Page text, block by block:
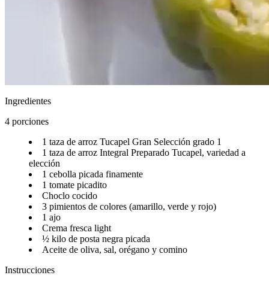
Ingredientes
4 porciones​​​​‌ ‍ ​‍​‍‌‍ ‌ ​‍‌‍‍‌‌‍‌ ‌‍‍‌‌‍ ‍​‍​‍​ ‍‍​‍​‍‌ ​ ‌‍​‌‌‍ ‍‌‍‍‌‌ ‌​‌ ‍‌​‍ ‍‌‍‍‌‌‍ ​‍​‍​‍ ​​‍​‍‌‍‍​‌ ​‍‌‍‌‌‌‍‌‍​‍​‍​ ‍‍​‍​‍‌‍‍​‌ ‌​‌ ‌​‌ ​​‌ ​ ​ ‍‍​‍ ​‍ ‌ ‌​‌ ‌‌‌‍​ ‌‍​‌‌ ​​‌‍‌‌‌‍ ​​‍ ‍‌ ​ ‌‍​‌‌‍ ‍‌‍‍‌‌ ‌​‌ ‍‌​‍ ‍‌ ​ ‌ ‌​‌ ‌‌‌‍‌​‌‍‍‌‌‍ ​‍ ‌‍‍‌‌‍ ‍‌ ‌​‌‍‌‌‌‍ ‍‌ ‌​​‍ ‌‍‌‌‌‍‌​‌‍‍‌‌ ‌​​‍ ‌‍ ‌‌‍ ‌‍‌​‌‍‌‌​ ‌‌ ​​‌ ​‍‌‍‌‌‌ ​ ‌‍‌‌‌‍ ‍‌ ‌​‌‍​‌‌ ‌​‌‍‍‌‌‍ ‌‍ ‍​ ‍ ‌‍‍‌‌‍‌​​ ‌‌ ​‍‌‍‌‌‌‍​ ‌‍‍‌‌ ​​‌‍‌‌​‍ ‌​ ‌ ​ ‌ ​ ‌‍​ ‌​​ ‍ ‌ ‌​‌ ‍‌‌ ​​‌‍‌‌​ ‌‌ ​‍‌‍‌‌‌‍​ ‌‍‍‌‌ ​​‌‍‌‌​ ‍ ‌ ​​‌‍​‌‌ ‌​‌‍‍​​ ‌‌‍‍‌‌‍ ‍‌‍‌ ‌ ​‍‌‍‌‌‌‍‌​‌‍‍‌‌‍‌‌‌‍ ‍‌ ‌​‌ ​ ​‍‌‌​ ‌‌‌​​‍‌‌ ‌‍‍ ‌‍‌‌‌ ‍‌​‍‌‌​ ​ ‌​‌​​‍‌‌​ ​ ‌​‌​​‍‌‌​ ​‍​ ​‍​ ‌‌​ ‌​​ ​ ‌‍​ ‌‍‌‌​ ​‌​ ‌​​ ​​​ ‍‌‌‍​‍​ ​‍​ ​​​‍‌‌​ ​‍​ ​‍​‍‌‌​ ‌‌‌​‌​​‍ ‍‌‍​ ‌‍‍​‌‍‍‌‌‍ ​‌‍‌​‌ ​‍‌‍‌‌‌‍ ‍​‍‌‌​ ‌‌‌​​‍‌‌ ‌‍‍ ‌‍‌‌‌ ‍‌​‍‌‌​ ​ ‌​‌​​‍‌‌​ ​ ‌​‌​​‍‌‌​ ​‍​ ​‍​ ​​​ ​‌‌‍‌‌‌‍‌‌‌‍​ ​ ‌ ​ ‌​‌‍‌​‌‍​‌‌‍​‌‌‍‌‍​ ​ ​‍‌‌​ ​‍​ ​‍​‍‌‌​ ‌‌‌​‌​​‍ ‍‌ ‌​‌‍‌‌‌ ‍​‌ ‌​​ ‌‍​‍‌‍​‌‌ ​ ‌‍‌‌‌‌‌‌‌ ​‍‌‍ ​​ ‌‌‍‍​‌ ‌​‌ ‌​‌ ​​‌ ​ ​‍‌‌​ ​ ‌​​‌​‍‌‌​ ​‍‌​‌‍​‍‌‌​ ​‍‌​‌‍‌ ‌​‌ ‌‌‌‍​ ‌‍​‌‌ ​​‌‍‌‌‌‍ ​​‍ ‍‌ ​ ‌‍​‌‌‍ ‍‌‍‍‌‌ ‌​‌ ‍‌​‍ ‍‌ ​ ‌ ‌​‌ ‌‌‌‍‌​‌‍‍‌‌‍ ​‍‌‍‌‍‍‌‌‍‌​​ ‌‌ ​‍‌‍‌‌‌‍​ ‌‍‍‌‌ ​​‌‍‌‌​‍ ‌​ ‌ ​ ‌ ​ ‌‍​ ‌​​‍‌‍‌ ‌​‌ ‍‌‌ ​​‌‍‌‌​ ‌‌ ​‍‌‍‌‌‌‍​ ‌‍‍‌‌ ​​‌‍‌‌​‍‌‍‌ ​​‌‍​‌‌ ‌​‌‍‍​​ ‌‌‍‍‌‌‍ ‍‌‍‌ ‌ ​‍‌‍‌‌‌‍‌​‌‍‍‌‌‍‌‌‌‍ ‍‌ ‌​‌ ​ ​‍‌‌​ ‌‌‌​​‍‌‌ ‌‍‍ ‌‍‌‌‌ ‍‌​‍‌‌​ ​ ‌​‌​​‍‌‌​ ​ ‌​‌​​‍‌‌​ ​‍​ ​‍​ ‌‌​ ‌​​ ​ ‌‍​ ‌‍‌‌​ ​‌​ ‌​​ ​​​ ‍‌‌‍​‍​ ​‍​ ​​​‍‌‌​ ​‍​ ​‍​‍‌‌​ ‌‌‌​‌​​‍ ‍‌‍​ ‌‍‍​‌‍‍‌‌‍ ​‌‍‌​‌ ​‍‌‍‌‌‌‍ ‍​‍‌‌​ ‌‌‌​​‍‌‌ ‌‍‍ ‌‍‌‌‌ ‍‌​‍‌‌​ ​ ‌​‌​​‍‌‌​ ​ ‌​‌​​‍‌‌​ ​‍​ ​‍​ ​​​ ​‌‌‍‌‌‌‍‌‌‌‍​ ​ ‌ ​ ‌​‌‍‌​‌‍​‌‌‍​‌‌‍‌‍​ ​ ​‍‌‌​ ​‍​ ​‍​‍‌‌​ ‌‌‌​‌​​‍ ‍‌ ‌​‌‍‌‌‌ ‍​‌ ‌​​‍‌‍‌ ​​‌‍‌‌‌ ​‍‌ ​ ‌ ​​‌‍‌‌‌‍​ ‌ ‌​‌‍‍‌‌ ‌‍‌‍‌‌​ ‌‌ ​​‌ ‌‌‌‍​‍‌‍ ​‌‍‍‌‌ ​ ‌‍‍​‌‍‌‌‌‍‌​​‍​‍‌ ‌
1 taza de arroz Tucapel Gran Selección grado 1​​​​‌ ‍ ​‍​‍‌‍ ‌ ​‍‌‍‍‌‌‍‌ ‌‍‍‌‌‍ ‍​‍​‍​ ‍‍​‍​‍‌ ​ ‌‍​‌‌‍ ‍‌‍‍‌‌ ‌​‌ ‍‌​‍ ‍‌‍‍‌‌‍ ​‍​‍​‍ ​​‍​‍‌‍‍​‌ ​‍‌‍‌‌‌‍‌‍​‍​‍​ ‍‍​‍​‍‌‍‍​‌ ‌​‌ ‌​‌ ​​‌ ​ ​ ‍‍​‍ ​‍ ‌ ‌​‌ ‌‌‌‍​ ‌‍​‌‌ ​​‌‍‌‌‌‍ ​​‍ ‍‌ ​ ‌‍​‌‌‍ ‍‌‍‍‌‌ ‌​‌ ‍‌​‍ ‍‌ ​ ‌ ‌​‌ ‌‌‌‍‌​‌‍‍‌‌‍ ​‍ ‌‍‍‌‌‍ ‍‌ ‌​‌‍‌‌‌‍ ‍‌ ‌​​‍ ‌‍‌‌‌‍‌​‌‍‍‌‌ ‌​​‍ ‌‍ ‌‌‍ ‌‍‌​‌‍‌‌​ ‌‌ ​​‌ ​‍‌‍‌‌‌ ​ ‌‍‌‌‌‍ ‍‌ ‌​‌‍​‌‌ ‌​‌‍‍‌‌‍ ‌‍ ‍​ ‍ ‌‍‍‌‌‍‌​​ ‌‌ ​‍‌‍‌‌‌‍​ ‌‍‍‌‌ ​​‌‍‌‌​‍ ‌​ ‌ ​ ‌ ​ ‌‍​ ‌​​ ‍ ‌ ‌​‌ ‍‌‌ ​​‌‍‌‌​ ‌‌ ​‍‌‍‌‌‌‍​ ‌‍‍‌‌ ​​‌‍‌‌​ ‍ ‌ ​​‌‍​‌‌ ‌​‌‍‍​​ ‌‌‍‍‌‌‍ ‍‌‍‌ ‌ ​‍‌‍‌‌‌‍‌​‌‍‍‌‌‍‌‌‌‍ ‍‌ ‌​‌ ​ ​‍‌‌​ ‌‌‌​​‍‌‌ ‌‍‍ ‌‍‌‌‌ ‍‌​‍‌‌​ ​ ‌​‌​​‍‌‌​ ​ ‌​‌​​‍‌‌​ ​‍​ ​‍​ ​‍​ ​​‌‍‌‍‌‍​ ​ ‍‌‌‍‌‍​ ​‍‌‍‌‍‌‍‌‌​ ‍‌​ ​‍‌‍‌‌​‍‌‌​ ​‍​ ​‍​‍‌‌​ ‌‌‌​‌​​‍ ‍‌‍​ ‌‍‍​‌‍‍‌‌‍ ​‌‍‌​‌ ​‍‌‍‌‌‌‍ ‍​‍‌‌​ ‌‌‌​​‍‌‌ ‌‍‍ ‌‍‌‌‌ ‍‌​‍‌‌​ ​ ‌​‌​​‍‌‌​ ​ ‌​‌​​‍‌‌​ ​‍​ ​‍‌‍​‍‌‍​‍​ ​​​ ​​​ ‍​​ ​‌‌‍‌‍​ ‌‌​ ‌‍‌‍‌‌​ ​‌‌‍​ ​‍‌‌​ ​‍​ ​‍​‍‌‌​ ‌‌‌​‌​​‍ ‍‌ ‌​‌‍‌‌‌ ‍​‌ ‌​​ ‌‍​‍‌‍​‌‌ ​ ‌‍‌‌‌‌‌‌‌ ​‍‌‍ ​​ ‌‌‍‍​‌ ‌​‌ ‌​‌ ​​‌ ​ ​‍‌‌​ ​ ‌​​‌​‍‌‌​ ​‍‌​‌‍​‍‌‌​ ​‍‌​‌‍‌ ‌​‌ ‌‌‌‍​ ‌‍​‌‌ ​​‌‍‌‌‌‍ ​​‍ ‍‌ ​ ‌‍​‌‌‍ ‍‌‍‍‌‌ ‌​‌ ‍‌​‍ ‍‌ ​ ‌ ‌​‌ ‌‌‌‍‌​‌‍‍‌‌‍ ​‍‌‍‌‍‍‌‌‍‌​​ ‌‌ ​‍‌‍‌‌‌‍​ ‌‍‍‌‌ ​​‌‍‌‌​‍ ‌​ ‌ ​ ‌ ​ ‌‍​ ‌​​‍‌‍‌ ‌​‌ ‍‌‌ ​​‌‍‌‌​ ‌‌ ​‍‌‍‌‌‌‍​ ‌‍‍‌‌ ​​‌‍‌‌​‍‌‍‌ ​​‌‍​‌‌ ‌​‌‍‍​​ ‌‌‍‍‌‌‍ ‍‌‍‌ ‌ ​‍‌‍‌‌‌‍‌​‌‍‍‌‌‍‌‌‌‍ ‍‌ ‌​‌ ​ ​‍‌‌​ ‌‌‌​​‍‌‌ ‌‍‍ ‌‍‌‌‌ ‍‌​‍‌‌​ ​ ‌​‌​​‍‌‌​ ​ ‌​‌​​‍‌‌​ ​‍​ ​‍​ ​‍​ ​​‌‍‌‍‌‍​ ​ ‍‌‌‍‌‍​ ​‍‌‍‌‍‌‍‌‌​ ‍‌​ ​‍‌‍‌‌​‍‌‌​ ​‍​ ​‍​‍‌‌​ ‌‌‌​‌​​‍ ‍‌‍​ ‌‍‍​‌‍‍‌‌‍ ​‌‍‌​‌ ​‍‌‍‌‌‌‍ ‍​‍‌‌​ ‌‌‌​​‍‌‌ ‌‍‍ ‌‍‌‌‌ ‍‌​‍‌‌​ ​ ‌​‌​​‍‌‌​ ​ ‌​‌​​‍‌‌​ ​‍​ ​‍‌‍​‍‌‍​‍​ ​​​ ​​​ ‍​​ ​‌‌‍‌‍​ ‌‌​ ‌‍‌‍‌‌​ ​‌‌‍​ ​‍‌‌​ ​‍​ ​‍​‍‌‌​ ‌‌‌​‌​​‍ ‍‌ ‌​‌‍‌‌‌ ‍​‌ ‌​​‍‌‍‌ ​​‌‍‌‌‌ ​‍‌ ​ ‌ ​​‌‍‌‌‌‍​ ‌ ‌​‌‍‍‌‌ ‌‍‌‍‌‌​ ‌‌ ​​‌ ‌‌‌‍​‍‌‍ ​‌‍‍‌‌ ​ ‌‍‍​‌‍‌‌‌‍‌​​‍​‍‌ ‌
1 taza de arroz Integral Preparado Tucapel, variedad a
elección​​​​‌ ‍ ​‍​‍‌‍ ‌ ​‍‌‍‍‌‌‍‌ ‌‍‍‌‌‍ ‍​‍​‍​ ‍‍​‍​‍‌ ​ ‌‍​‌‌‍ ‍‌‍‍‌‌ ‌​‌ ‍‌​‍ ‍‌‍‍‌‌‍ ​‍​‍​‍ ​​‍​‍‌‍‍​‌ ​‍‌‍‌‌‌‍‌‍​‍​‍​ ‍‍​‍​‍‌‍‍​‌ ‌​‌ ‌​‌ ​​‌ ​ ​ ‍‍​‍ ​‍ ‌ ‌​‌ ‌‌‌‍​ ‌‍​‌‌ ​​‌‍‌‌‌‍ ​​‍ ‍‌ ​ ‌‍​‌‌‍ ‍‌‍‍‌‌ ‌​‌ ‍‌​‍ ‍‌ ​ ‌ ‌​‌ ‌‌‌‍‌​‌‍‍‌‌‍ ​‍ ‌‍‍‌‌‍ ‍‌ ‌​‌‍‌‌‌‍ ‍‌ ‌​​‍ ‌‍‌‌‌‍‌​‌‍‍‌‌ ‌​​‍ ‌‍ ‌‌‍ ‌‍‌​‌‍‌‌​ ‌‌ ​​‌ ​‍‌‍‌‌‌ ​ ‌‍‌‌‌‍ ‍‌ ‌​‌‍​‌‌ ‌​‌‍‍‌‌‍ ‌‍ ‍​ ‍ ‌‍‍‌‌‍‌​​ ‌‌ ​‍‌‍‌‌‌‍​ ‌‍‍‌‌ ​​‌‍‌‌​‍ ‌​ ‌ ​ ‌ ​ ‌‍​ ‌​​ ‍ ‌ ‌​‌ ‍‌‌ ​​‌‍‌‌​ ‌‌ ​‍‌‍‌‌‌‍​ ‌‍‍‌‌ ​​‌‍‌‌​ ‍ ‌ ​​‌‍​‌‌ ‌​‌‍‍​​ ‌‌‍‍‌‌‍ ‍‌‍‌ ‌ ​‍‌‍‌‌‌‍‌​‌‍‍‌‌‍‌‌‌‍ ‍‌ ‌​‌ ​ ​‍‌‌​ ‌‌‌​​‍‌‌ ‌‍‍ ‌‍‌‌‌ ‍‌​‍‌‌​ ​ ‌​‌​​‍‌‌​ ​ ‌​‌​​‍‌‌​ ​‍​ ​‍​ ‍‌​ ‍‌​ ​‌​ ‍​​ ‌ ‌‍​ ‌‍‌‍​ ‍‌​ ‌​‌‍‌‍​ ‍​​ ​​​‍‌‌​ ​‍​ ​‍​‍‌‌​ ‌‌‌​‌​​‍ ‍‌‍​ ‌‍‍​‌‍‍‌‌‍ ​‌‍‌​‌ ​‍‌‍‌‌‌‍ ‍​‍‌‌​ ‌‌‌​​‍‌‌ ‌‍‍ ‌‍‌‌‌ ‍‌​‍‌‌​ ​ ‌​‌​​‍‌‌​ ​ ‌​‌​​‍‌‌​ ​‍​ ​‍‌‍‌‌​ ​‌​ ‍‌‌‍​ ​ ​‌​ ​ ​ ‌​‌‍‌‌‌‍​‌​ ‌​‌‍​ ‌‍​‍​‍‌‌​ ​‍​ ​‍​‍‌‌​ ‌‌‌​‌​​‍ ‍‌ ‌​‌‍‌‌‌ ‍​‌ ‌​​ ‌‍​‍‌‍​‌‌ ​ ‌‍‌‌‌‌‌‌‌ ​‍‌‍ ​​ ‌‌‍‍​‌ ‌​‌ ‌​‌ ​​‌ ​ ​‍‌‌​ ​ ‌​​‌​‍‌‌​ ​‍‌​‌‍​‍‌‌​ ​‍‌​‌‍‌ ‌​‌ ‌‌‌‍​ ‌‍​‌‌ ​​‌‍‌‌‌‍ ​​‍ ‍‌ ​ ‌‍​‌‌‍ ‍‌‍‍‌‌ ‌​‌ ‍‌​‍ ‍‌ ​ ‌ ‌​‌ ‌‌‌‍‌​‌‍‍‌‌‍ ​‍‌‍‌‍‍‌‌‍‌​​ ‌‌ ​‍‌‍‌‌‌‍​ ‌‍‍‌‌ ​​‌‍‌‌​‍ ‌​ ‌ ​ ‌ ​ ‌‍​ ‌​​‍‌‍‌ ‌​‌ ‍‌‌ ​​‌‍‌‌​ ‌‌ ​‍‌‍‌‌‌‍​ ‌‍‍‌‌ ​​‌‍‌‌​‍‌‍‌ ​​‌‍​‌‌ ‌​‌‍‍​​ ‌‌‍‍‌‌‍ ‍‌‍‌ ‌ ​‍‌‍‌‌‌‍‌​‌‍‍‌‌‍‌‌‌‍ ‍‌ ‌​‌ ​ ​‍‌‌​ ‌‌‌​​‍‌‌ ‌‍‍ ‌‍‌‌‌ ‍‌​‍‌‌​ ​ ‌​‌​​‍‌‌​ ​ ‌​‌​​‍‌‌​ ​‍​ ​‍​ ‍‌​ ‍‌​ ​‌​ ‍​​ ‌ ‌‍​ ‌‍‌‍​ ‍‌​ ‌​‌‍‌‍​ ‍​​ ​​​‍‌‌​ ​‍​ ​‍​‍‌‌​ ‌‌‌​‌​​‍ ‍‌‍​ ‌‍‍​‌‍‍‌‌‍ ​‌‍‌​‌ ​‍‌‍‌‌‌‍ ‍​‍‌‌​ ‌‌‌​​‍‌‌ ‌‍‍ ‌‍‌‌‌ ‍‌​‍‌‌​ ​ ‌​‌​​‍‌‌​ ​ ‌​‌​​‍‌‌​ ​‍​ ​‍‌‍‌‌​ ​‌​ ‍‌‌‍​ ​ ​‌​ ​ ​ ‌​‌‍‌‌‌‍​‌​ ‌​‌‍​ ‌‍​‍​‍‌‌​ ​‍​ ​‍​‍‌‌​ ‌‌‌​‌​​‍ ‍‌ ‌​‌‍‌‌‌ ‍​‌ ‌​​‍‌‍‌ ​​‌‍‌‌‌ ​‍‌ ​ ‌ ​​‌‍‌‌‌‍​ ‌ ‌​‌‍‍‌‌ ‌‍‌‍‌‌​ ‌‌ ​​‌ ‌‌‌‍​‍‌‍ ​‌‍‍‌‌ ​ ‌‍‍​‌‍‌‌‌‍‌​​‍​‍‌ ‌
1 cebolla picada finamente​​​​‌ ‍ ​‍​‍‌‍ ‌ ​‍‌‍‍‌‌‍‌ ‌‍‍‌‌‍ ‍​‍​‍​ ‍‍​‍​‍‌ ​ ‌‍​‌‌‍ ‍‌‍‍‌‌ ‌​‌ ‍‌​‍ ‍‌‍‍‌‌‍ ​‍​‍​‍ ​​‍​‍‌‍‍​‌ ​‍‌‍‌‌‌‍‌‍​‍​‍​ ‍‍​‍​‍‌‍‍​‌ ‌​‌ ‌​‌ ​​‌ ​ ​ ‍‍​‍ ​‍ ‌ ‌​‌ ‌‌‌‍​ ‌‍​‌‌ ​​‌‍‌‌‌‍ ​​‍ ‍‌ ​ ‌‍​‌‌‍ ‍‌‍‍‌‌ ‌​‌ ‍‌​‍ ‍‌ ​ ‌ ‌​‌ ‌‌‌‍‌​‌‍‍‌‌‍ ​‍ ‌‍‍‌‌‍ ‍‌ ‌​‌‍‌‌‌‍ ‍‌ ‌​​‍ ‌‍‌‌‌‍‌​‌‍‍‌‌ ‌​​‍ ‌‍ ‌‌‍ ‌‍‌​‌‍‌‌​ ‌‌ ​​‌ ​‍‌‍‌‌‌ ​ ‌‍‌‌‌‍ ‍‌ ‌​‌‍​‌‌ ‌​‌‍‍‌‌‍ ‌‍ ‍​ ‍ ‌‍‍‌‌‍‌​​ ‌‌ ​‍‌‍‌‌‌‍​ ‌‍‍‌‌ ​​‌‍‌‌​‍ ‌​ ‌ ​ ‌ ​ ‌‍​ ‌​​ ‍ ‌ ‌​‌ ‍‌‌ ​​‌‍‌‌​ ‌‌ ​‍‌‍‌‌‌‍​ ‌‍‍‌‌ ​​‌‍‌‌​ ‍ ‌ ​​‌‍​‌‌ ‌​‌‍‍​​ ‌‌‍‍‌‌‍ ‍‌‍‌ ‌ ​‍‌‍‌‌‌‍‌​‌‍‍‌‌‍‌‌‌‍ ‍‌ ‌​‌ ​ ​‍‌‌​ ‌‌‌​​‍‌‌ ‌‍‍ ‌‍‌‌‌ ‍‌​‍‌‌​ ​ ‌​‌​​‍‌‌​ ​ ‌​‌​​‍‌‌​ ​‍​ ​‍​ ‍‌​ ‍‌‌‍​‌​ ‍​​ ‌‍​ ‌‌​ ‍‌‌‍‌‍‌‍‌​‌‍‌‌​ ‍​‌‍​‌​‍‌‌​ ​‍​ ​‍​‍‌‌​ ‌‌‌​‌​​‍ ‍‌‍​ ‌‍‍​‌‍‍‌‌‍ ​‌‍‌​‌ ​‍‌‍‌‌‌‍ ‍​‍‌‌​ ‌‌‌​​‍‌‌ ‌‍‍ ‌‍‌‌‌ ‍‌​‍‌‌​ ​ ‌​‌​​‍‌‌​ ​ ‌​‌​​‍‌‌​ ​‍​ ​‍​ ‌​​ ‌‌‌‍​‌‌‍‌‍‌‍‌​​ ‌​​ ​ ​ ​‌‌‍‌‍‌‍​‍​ ‌​​ ‍‌​‍‌‌​ ​‍​ ​‍​‍‌‌​ ‌‌‌​‌​​‍ ‍‌ ‌​‌‍‌‌‌ ‍​‌ ‌​​ ‌‍​‍‌‍​‌‌ ​ ‌‍‌‌‌‌‌‌‌ ​‍‌‍ ​​ ‌‌‍‍​‌ ‌​‌ ‌​‌ ​​‌ ​ ​‍‌‌​ ​ ‌​​‌​‍‌‌​ ​‍‌​‌‍​‍‌‌​ ​‍‌​‌‍‌ ‌​‌ ‌‌‌‍​ ‌‍​‌‌ ​​‌‍‌‌‌‍ ​​‍ ‍‌ ​ ‌‍​‌‌‍ ‍‌‍‍‌‌ ‌​‌ ‍‌​‍ ‍‌ ​ ‌ ‌​‌ ‌‌‌‍‌​‌‍‍‌‌‍ ​‍‌‍‌‍‍‌‌‍‌​​ ‌‌ ​‍‌‍‌‌‌‍​ ‌‍‍‌‌ ​​‌‍‌‌​‍ ‌​ ‌ ​ ‌ ​ ‌‍​ ‌​​‍‌‍‌ ‌​‌ ‍‌‌ ​​‌‍‌‌​ ‌‌ ​‍‌‍‌‌‌‍​ ‌‍‍‌‌ ​​‌‍‌‌​‍‌‍‌ ​​‌‍​‌‌ ‌​‌‍‍​​ ‌‌‍‍‌‌‍ ‍‌‍‌ ‌ ​‍‌‍‌‌‌‍‌​‌‍‍‌‌‍‌‌‌‍ ‍‌ ‌​‌ ​ ​‍‌‌​ ‌‌‌​​‍‌‌ ‌‍‍ ‌‍‌‌‌ ‍‌​‍‌‌​ ​ ‌​‌​​‍‌‌​ ​ ‌​‌​​‍‌‌​ ​‍​ ​‍​ ‍‌​ ‍‌‌‍​‌​ ‍​​ ‌‍​ ‌‌​ ‍‌‌‍‌‍‌‍‌​‌‍‌‌​ ‍​‌‍​‌​‍‌‌​ ​‍​ ​‍​‍‌‌​ ‌‌‌​‌​​‍ ‍‌‍​ ‌‍‍​‌‍‍‌‌‍ ​‌‍‌​‌ ​‍‌‍‌‌‌‍ ‍​‍‌‌​ ‌‌‌​​‍‌‌ ‌‍‍ ‌‍‌‌‌ ‍‌​‍‌‌​ ​ ‌​‌​​‍‌‌​ ​ ‌​‌​​‍‌‌​ ​‍​ ​‍​ ‌​​ ‌‌‌‍​‌‌‍‌‍‌‍‌​​ ‌​​ ​ ​ ​‌‌‍‌‍‌‍​‍​ ‌​​ ‍‌​‍‌‌​ ​‍​ ​‍​‍‌‌​ ‌‌‌​‌​​‍ ‍‌ ‌​‌‍‌‌‌ ‍​‌ ‌​​‍‌‍‌ ​​‌‍‌‌‌ ​‍‌ ​ ‌ ​​‌‍‌‌‌‍​ ‌ ‌​‌‍‍‌‌ ‌‍‌‍‌‌​ ‌‌ ​​‌ ‌‌‌‍​‍‌‍ ​‌‍‍‌‌ ​ ‌‍‍​‌‍‌‌‌‍‌​​‍​‍‌ ‌
1 tomate picadito​​​​‌ ‍ ​‍​‍‌‍ ‌ ​‍‌‍‍‌‌‍‌ ‌‍‍‌‌‍ ‍​‍​‍​ ‍‍​‍​‍‌ ​ ‌‍​‌‌‍ ‍‌‍‍‌‌ ‌​‌ ‍‌​‍ ‍‌‍‍‌‌‍ ​‍​‍​‍ ​​‍​‍‌‍‍​‌ ​‍‌‍‌‌‌‍‌‍​‍​‍​ ‍‍​‍​‍‌‍‍​‌ ‌​‌ ‌​‌ ​​‌ ​ ​ ‍‍​‍ ​‍ ‌ ‌​‌ ‌‌‌‍​ ‌‍​‌‌ ​​‌‍‌‌‌‍ ​​‍ ‍‌ ​ ‌‍​‌‌‍ ‍‌‍‍‌‌ ‌​‌ ‍‌​‍ ‍‌ ​ ‌ ‌​‌ ‌‌‌‍‌​‌‍‍‌‌‍ ​‍ ‌‍‍‌‌‍ ‍‌ ‌​‌‍‌‌‌‍ ‍‌ ‌​​‍ ‌‍‌‌‌‍‌​‌‍‍‌‌ ‌​​‍ ‌‍ ‌‌‍ ‌‍‌​‌‍‌‌​ ‌‌ ​​‌ ​‍‌‍‌‌‌ ​ ‌‍‌‌‌‍ ‍‌ ‌​‌‍​‌‌ ‌​‌‍‍‌‌‍ ‌‍ ‍​ ‍ ‌‍‍‌‌‍‌​​ ‌‌ ​‍‌‍‌‌‌‍​ ‌‍‍‌‌ ​​‌‍‌‌​‍ ‌​ ‌ ​ ‌ ​ ‌‍​ ‌​​ ‍ ‌ ‌​‌ ‍‌‌ ​​‌‍‌‌​ ‌‌ ​‍‌‍‌‌‌‍​ ‌‍‍‌‌ ​​‌‍‌‌​ ‍ ‌ ​​‌‍​‌‌ ‌​‌‍‍​​ ‌‌‍‍‌‌‍ ‍‌‍‌ ‌ ​‍‌‍‌‌‌‍‌​‌‍‍‌‌‍‌‌‌‍ ‍‌ ‌​‌ ​ ​‍‌‌​ ‌‌‌​​‍‌‌ ‌‍‍ ‌‍‌‌‌ ‍‌​‍‌‌​ ​ ‌​‌​​‍‌‌​ ​ ‌​‌​​‍‌‌​ ​‍​ ​‍​ ‌‌​ ​​‌‍​‌‌‍​‍‌‍‌‌​ ‍​​ ​​​ ‌‍‌‍​ ‌‍‌​‌‍​‍​ ‍‌​‍‌‌​ ​‍​ ​‍​‍‌‌​ ‌‌‌​‌​​‍ ‍‌‍​ ‌‍‍​‌‍‍‌‌‍ ​‌‍‌​‌ ​‍‌‍‌‌‌‍ ‍​‍‌‌​ ‌‌‌​​‍‌‌ ‌‍‍ ‌‍‌‌‌ ‍‌​‍‌‌​ ​ ‌​‌​​‍‌‌​ ​ ‌​‌​​‍‌‌​ ​‍​ ​‍‌‍​‍​ ​​‌‍​‌‌‍‌​‌‍‌‌​ ​​​ ​​​ ​‌​ ​‌​ ‌‍​ ‍‌​ ‍‌​‍‌‌​ ​‍​ ​‍​‍‌‌​ ‌‌‌​‌​​‍ ‍‌ ‌​‌‍‌‌‌ ‍​‌ ‌​​ ‌‍​‍‌‍​‌‌ ​ ‌‍‌‌‌‌‌‌‌ ​‍‌‍ ​​ ‌‌‍‍​‌ ‌​‌ ‌​‌ ​​‌ ​ ​‍‌‌​ ​ ‌​​‌​‍‌‌​ ​‍‌​‌‍​‍‌‌​ ​‍‌​‌‍‌ ‌​‌ ‌‌‌‍​ ‌‍​‌‌ ​​‌‍‌‌‌‍ ​​‍ ‍‌ ​ ‌‍​‌‌‍ ‍‌‍‍‌‌ ‌​‌ ‍‌​‍ ‍‌ ​ ‌ ‌​‌ ‌‌‌‍‌​‌‍‍‌‌‍ ​‍‌‍‌‍‍‌‌‍‌​​ ‌‌ ​‍‌‍‌‌‌‍​ ‌‍‍‌‌ ​​‌‍‌‌​‍ ‌​ ‌ ​ ‌ ​ ‌‍​ ‌​​‍‌‍‌ ‌​‌ ‍‌‌ ​​‌‍‌‌​ ‌‌ ​‍‌‍‌‌‌‍​ ‌‍‍‌‌ ​​‌‍‌‌​‍‌‍‌ ​​‌‍​‌‌ ‌​‌‍‍​​ ‌‌‍‍‌‌‍ ‍‌‍‌ ‌ ​‍‌‍‌‌‌‍‌​‌‍‍‌‌‍‌‌‌‍ ‍‌ ‌​‌ ​ ​‍‌‌​ ‌‌‌​​‍‌‌ ‌‍‍ ‌‍‌‌‌ ‍‌​‍‌‌​ ​ ‌​‌​​‍‌‌​ ​ ‌​‌​​‍‌‌​ ​‍​ ​‍​ ‌‌​ ​​‌‍​‌‌‍​‍‌‍‌‌​ ‍​​ ​​​ ‌‍‌‍​ ‌‍‌​‌‍​‍​ ‍‌​‍‌‌​ ​‍​ ​‍​‍‌‌​ ‌‌‌​‌​​‍ ‍‌‍​ ‌‍‍​‌‍‍‌‌‍ ​‌‍‌​‌ ​‍‌‍‌‌‌‍ ‍​‍‌‌​ ‌‌‌​​‍‌‌ ‌‍‍ ‌‍‌‌‌ ‍‌​‍‌‌​ ​ ‌​‌​​‍‌‌​ ​ ‌​‌​​‍‌‌​ ​‍​ ​‍‌‍​‍​ ​​‌‍​‌‌‍‌​‌‍‌‌​ ​​​ ​​​ ​‌​ ​‌​ ‌‍​ ‍‌​ ‍‌​‍‌‌​ ​‍​ ​‍​‍‌‌​ ‌‌‌​‌​​‍ ‍‌ ‌​‌‍‌‌‌ ‍​‌ ‌​​‍‌‍‌ ​​‌‍‌‌‌ ​‍‌ ​ ‌ ​​‌‍‌‌‌‍​ ‌ ‌​‌‍‍‌‌ ‌‍‌‍‌‌​ ‌‌ ​​‌ ‌‌‌‍​‍‌‍ ​‌‍‍‌‌ ​ ‌‍‍​‌‍‌‌‌‍‌​​‍​‍‌ ‌
Choclo cocido​​​​‌ ‍ ​‍​‍‌‍ ‌ ​‍‌‍‍‌‌‍‌ ‌‍‍‌‌‍ ‍​‍​‍​ ‍‍​‍​‍‌ ​ ‌‍​‌‌‍ ‍‌‍‍‌‌ ‌​‌ ‍‌​‍ ‍‌‍‍‌‌‍ ​‍​‍​‍ ​​‍​‍‌‍‍​‌ ​‍‌‍‌‌‌‍‌‍​‍​‍​ ‍‍​‍​‍‌‍‍​‌ ‌​‌ ‌​‌ ​​‌ ​ ​ ‍‍​‍ ​‍ ‌ ‌​‌ ‌‌‌‍​ ‌‍​‌‌ ​​‌‍‌‌‌‍ ​​‍ ‍‌ ​ ‌‍​‌‌‍ ‍‌‍‍‌‌ ‌​‌ ‍‌​‍ ‍‌ ​ ‌ ‌​‌ ‌‌‌‍‌​‌‍‍‌‌‍ ​‍ ‌‍‍‌‌‍ ‍‌ ‌​‌‍‌‌‌‍ ‍‌ ‌​​‍ ‌‍‌‌‌‍‌​‌‍‍‌‌ ‌​​‍ ‌‍ ‌‌‍ ‌‍‌​‌‍‌‌​ ‌‌ ​​‌ ​‍‌‍‌‌‌ ​ ‌‍‌‌‌‍ ‍‌ ‌​‌‍​‌‌ ‌​‌‍‍‌‌‍ ‌‍ ‍​ ‍ ‌‍‍‌‌‍‌​​ ‌‌ ​‍‌‍‌‌‌‍​ ‌‍‍‌‌ ​​‌‍‌‌​‍ ‌​ ‌ ​ ‌ ​ ‌‍​ ‌​​ ‍ ‌ ‌​‌ ‍‌‌ ​​‌‍‌‌​ ‌‌ ​‍‌‍‌‌‌‍​ ‌‍‍‌‌ ​​‌‍‌‌​ ‍ ‌ ​​‌‍​‌‌ ‌​‌‍‍​​ ‌‌‍‍‌‌‍ ‍‌‍‌ ‌ ​‍‌‍‌‌‌‍‌​‌‍‍‌‌‍‌‌‌‍ ‍‌ ‌​‌ ​ ​‍‌‌​ ‌‌‌​​‍‌‌ ‌‍‍ ‌‍‌‌‌ ‍‌​‍‌‌​ ​ ‌​‌​​‍‌‌​ ​ ‌​‌​​‍‌‌​ ​‍​ ​‍​ ‌​​ ‌‍​ ​‌​ ​​‌‍​‌​ ​‌​ ​‌​ ‍‌‌‍‌​‌‍‌‌‌‍‌‍​ ‌‌​‍‌‌​ ​‍​ ​‍​‍‌‌​ ‌‌‌​‌​​‍ ‍‌‍​ ‌‍‍​‌‍‍‌‌‍ ​‌‍‌​‌ ​‍‌‍‌‌‌‍ ‍​‍‌‌​ ‌‌‌​​‍‌‌ ‌‍‍ ‌‍‌‌‌ ‍‌​‍‌‌​ ​ ‌​‌​​‍‌‌​ ​ ‌​‌​​‍‌‌​ ​‍​ ​‍​ ‌ ​ ‍​​ ‌‌‌‍​ ​ ​​​ ‌‍‌‍‌​​ ​‌​ ‍​​ ‌​‌‍​‍​ ‌ ​‍‌‌​ ​‍​ ​‍​‍‌‌​ ‌‌‌​‌​​‍ ‍‌ ‌​‌‍‌‌‌ ‍​‌ ‌​​ ‌‍​‍‌‍​‌‌ ​ ‌‍‌‌‌‌‌‌‌ ​‍‌‍ ​​ ‌‌‍‍​‌ ‌​‌ ‌​‌ ​​‌ ​ ​‍‌‌​ ​ ‌​​‌​‍‌‌​ ​‍‌​‌‍​‍‌‌​ ​‍‌​‌‍‌ ‌​‌ ‌‌‌‍​ ‌‍​‌‌ ​​‌‍‌‌‌‍ ​​‍ ‍‌ ​ ‌‍​‌‌‍ ‍‌‍‍‌‌ ‌​‌ ‍‌​‍ ‍‌ ​ ‌ ‌​‌ ‌‌‌‍‌​‌‍‍‌‌‍ ​‍‌‍‌‍‍‌‌‍‌​​ ‌‌ ​‍‌‍‌‌‌‍​ ‌‍‍‌‌ ​​‌‍‌‌​‍ ‌​ ‌ ​ ‌ ​ ‌‍​ ‌​​‍‌‍‌ ‌​‌ ‍‌‌ ​​‌‍‌‌​ ‌‌ ​‍‌‍‌‌‌‍​ ‌‍‍‌‌ ​​‌‍‌‌​‍‌‍‌ ​​‌‍​‌‌ ‌​‌‍‍​​ ‌‌‍‍‌‌‍ ‍‌‍‌ ‌ ​‍‌‍‌‌‌‍‌​‌‍‍‌‌‍‌‌‌‍ ‍‌ ‌​‌ ​ ​‍‌‌​ ‌‌‌​​‍‌‌ ‌‍‍ ‌‍‌‌‌ ‍‌​‍‌‌​ ​ ‌​‌​​‍‌‌​ ​ ‌​‌​​‍‌‌​ ​‍​ ​‍​ ‌​​ ‌‍​ ​‌​ ​​‌‍​‌​ ​‌​ ​‌​ ‍‌‌‍‌​‌‍‌‌‌‍‌‍​ ‌‌​‍‌‌​ ​‍​ ​‍​‍‌‌​ ‌‌‌​‌​​‍ ‍‌‍​ ‌‍‍​‌‍‍‌‌‍ ​‌‍‌​‌ ​‍‌‍‌‌‌‍ ‍​‍‌‌​ ‌‌‌​​‍‌‌ ‌‍‍ ‌‍‌‌‌ ‍‌​‍‌‌​ ​ ‌​‌​​‍‌‌​ ​ ‌​‌​​‍‌‌​ ​‍​ ​‍​ ‌ ​ ‍​​ ‌‌‌‍​ ​ ​​​ ‌‍‌‍‌​​ ​‌​ ‍​​ ‌​‌‍​‍​ ‌ ​‍‌‌​ ​‍​ ​‍​‍‌‌​ ‌‌‌​‌​​‍ ‍‌ ‌​‌‍‌‌‌ ‍​‌ ‌​​‍‌‍‌ ​​‌‍‌‌‌ ​‍‌ ​ ‌ ​​‌‍‌‌‌‍​ ‌ ‌​‌‍‍‌‌ ‌‍‌‍‌‌​ ‌‌ ​​‌ ‌‌‌‍​‍‌‍ ​‌‍‍‌‌ ​ ‌‍‍​‌‍‌‌‌‍‌​​‍​‍‌ ‌
3 pimientos de colores (amarillo, verde y rojo)​​​​‌ ‍ ​‍​‍‌‍ ‌ ​‍‌‍‍‌‌‍‌ ‌‍‍‌‌‍ ‍​‍​‍​ ‍‍​‍​‍‌ ​ ‌‍​‌‌‍ ‍‌‍‍‌‌ ‌​‌ ‍‌​‍ ‍‌‍‍‌‌‍ ​‍​‍​‍ ​​‍​‍‌‍‍​‌ ​‍‌‍‌‌‌‍‌‍​‍​‍​ ‍‍​‍​‍‌‍‍​‌ ‌​‌ ‌​‌ ​​‌ ​ ​ ‍‍​‍ ​‍ ‌ ‌​‌ ‌‌‌‍​ ‌‍​‌‌ ​​‌‍‌‌‌‍ ​​‍ ‍‌ ​ ‌‍​‌‌‍ ‍‌‍‍‌‌ ‌​‌ ‍‌​‍ ‍‌ ​ ‌ ‌​‌ ‌‌‌‍‌​‌‍‍‌‌‍ ​‍ ‌‍‍‌‌‍ ‍‌ ‌​‌‍‌‌‌‍ ‍‌ ‌​​‍ ‌‍‌‌‌‍‌​‌‍‍‌‌ ‌​​‍ ‌‍ ‌‌‍ ‌‍‌​‌‍‌‌​ ‌‌ ​​‌ ​‍‌‍‌‌‌ ​ ‌‍‌‌‌‍ ‍‌ ‌​‌‍​‌‌ ‌​‌‍‍‌‌‍ ‌‍ ‍​ ‍ ‌‍‍‌‌‍‌​​ ‌‌ ​‍‌‍‌‌‌‍​ ‌‍‍‌‌ ​​‌‍‌‌​‍ ‌​ ‌ ​ ‌ ​ ‌‍​ ‌​​ ‍ ‌ ‌​‌ ‍‌‌ ​​‌‍‌‌​ ‌‌ ​‍‌‍‌‌‌‍​ ‌‍‍‌‌ ​​‌‍‌‌​ ‍ ‌ ​​‌‍​‌‌ ‌​‌‍‍​​ ‌‌‍‍‌‌‍ ‍‌‍‌ ‌ ​‍‌‍‌‌‌‍‌​‌‍‍‌‌‍‌‌‌‍ ‍‌ ‌​‌ ​ ​‍‌‌​ ‌‌‌​​‍‌‌ ‌‍‍ ‌‍‌‌‌ ‍‌​‍‌‌​ ​ ‌​‌​​‍‌‌​ ​ ‌​‌​​‍‌‌​ ​‍​ ​‍​ ‌​​ ‌‌​ ‌‍​ ‍​​ ​ ‌‍‌​​ ‌ ​ ​‍​ ‌‌‌‍​ ​ ‌‌​ ‌‌​‍‌‌​ ​‍​ ​‍​‍‌‌​ ‌‌‌​‌​​‍ ‍‌‍​ ‌‍‍​‌‍‍‌‌‍ ​‌‍‌​‌ ​‍‌‍‌‌‌‍ ‍​‍‌‌​ ‌‌‌​​‍‌‌ ‌‍‍ ‌‍‌‌‌ ‍‌​‍‌‌​ ​ ‌​‌​​‍‌‌​ ​ ‌​‌​​‍‌‌​ ​‍​ ​‍‌‍‌‌​ ‍‌‌‍​ ‌‍‌‍​ ‌‍‌‍‌​​ ‌‍​ ​‍‌‍‌‍​ ‌‌​ ‌ ‌‍​ ​‍‌‌​ ​‍​ ​‍​‍‌‌​ ‌‌‌​‌​​‍ ‍‌ ‌​‌‍‌‌‌ ‍​‌ ‌​​ ‌‍​‍‌‍​‌‌ ​ ‌‍‌‌‌‌‌‌‌ ​‍‌‍ ​​ ‌‌‍‍​‌ ‌​‌ ‌​‌ ​​‌ ​ ​‍‌‌​ ​ ‌​​‌​‍‌‌​ ​‍‌​‌‍​‍‌‌​ ​‍‌​‌‍‌ ‌​‌ ‌‌‌‍​ ‌‍​‌‌ ​​‌‍‌‌‌‍ ​​‍ ‍‌ ​ ‌‍​‌‌‍ ‍‌‍‍‌‌ ‌​‌ ‍‌​‍ ‍‌ ​ ‌ ‌​‌ ‌‌‌‍‌​‌‍‍‌‌‍ ​‍‌‍‌‍‍‌‌‍‌​​ ‌‌ ​‍‌‍‌‌‌‍​ ‌‍‍‌‌ ​​‌‍‌‌​‍ ‌​ ‌ ​ ‌ ​ ‌‍​ ‌​​‍‌‍‌ ‌​‌ ‍‌‌ ​​‌‍‌‌​ ‌‌ ​‍‌‍‌‌‌‍​ ‌‍‍‌‌ ​​‌‍‌‌​‍‌‍‌ ​​‌‍​‌‌ ‌​‌‍‍​​ ‌‌‍‍‌‌‍ ‍‌‍‌ ‌ ​‍‌‍‌‌‌‍‌​‌‍‍‌‌‍‌‌‌‍ ‍‌ ‌​‌ ​ ​‍‌‌​ ‌‌‌​​‍‌‌ ‌‍‍ ‌‍‌‌‌ ‍‌​‍‌‌​ ​ ‌​‌​​‍‌‌​ ​ ‌​‌​​‍‌‌​ ​‍​ ​‍​ ‌​​ ‌‌​ ‌‍​ ‍​​ ​ ‌‍‌​​ ‌ ​ ​‍​ ‌‌‌‍​ ​ ‌‌​ ‌‌​‍‌‌​ ​‍​ ​‍​‍‌‌​ ‌‌‌​‌​​‍ ‍‌‍​ ‌‍‍​‌‍‍‌‌‍ ​‌‍‌​‌ ​‍‌‍‌‌‌‍ ‍​‍‌‌​ ‌‌‌​​‍‌‌ ‌‍‍ ‌‍‌‌‌ ‍‌​‍‌‌​ ​ ‌​‌​​‍‌‌​ ​ ‌​‌​​‍‌‌​ ​‍​ ​‍‌‍‌‌​ ‍‌‌‍​ ‌‍‌‍​ ‌‍‌‍‌​​ ‌‍​ ​‍‌‍‌‍​ ‌‌​ ‌ ‌‍​ ​‍‌‌​ ​‍​ ​‍​‍‌‌​ ‌‌‌​‌​​‍ ‍‌ ‌​‌‍‌‌‌ ‍​‌ ‌​​‍‌‍‌ ​​‌‍‌‌‌ ​‍‌ ​ ‌ ​​‌‍‌‌‌‍​ ‌ ‌​‌‍‍‌‌ ‌‍‌‍‌‌​ ‌‌ ​​‌ ‌‌‌‍​‍‌‍ ​‌‍‍‌‌ ​ ‌‍‍​‌‍‌‌‌‍‌​​‍​‍‌ ‌
1 ajo​​​​‌ ‍ ​‍​‍‌‍ ‌ ​‍‌‍‍‌‌‍‌ ‌‍‍‌‌‍ ‍​‍​‍​ ‍‍​‍​‍‌ ​ ‌‍​‌‌‍ ‍‌‍‍‌‌ ‌​‌ ‍‌​‍ ‍‌‍‍‌‌‍ ​‍​‍​‍ ​​‍​‍‌‍‍​‌ ​‍‌‍‌‌‌‍‌‍​‍​‍​ ‍‍​‍​‍‌‍‍​‌ ‌​‌ ‌​‌ ​​‌ ​ ​ ‍‍​‍ ​‍ ‌ ‌​‌ ‌‌‌‍​ ‌‍​‌‌ ​​‌‍‌‌‌‍ ​​‍ ‍‌ ​ ‌‍​‌‌‍ ‍‌‍‍‌‌ ‌​‌ ‍‌​‍ ‍‌ ​ ‌ ‌​‌ ‌‌‌‍‌​‌‍‍‌‌‍ ​‍ ‌‍‍‌‌‍ ‍‌ ‌​‌‍‌‌‌‍ ‍‌ ‌​​‍ ‌‍‌‌‌‍‌​‌‍‍‌‌ ‌​​‍ ‌‍ ‌‌‍ ‌‍‌​‌‍‌‌​ ‌‌ ​​‌ ​‍‌‍‌‌‌ ​ ‌‍‌‌‌‍ ‍‌ ‌​‌‍​‌‌ ‌​‌‍‍‌‌‍ ‌‍ ‍​ ‍ ‌‍‍‌‌‍‌​​ ‌‌ ​‍‌‍‌‌‌‍​ ‌‍‍‌‌ ​​‌‍‌‌​‍ ‌​ ‌ ​ ‌ ​ ‌‍​ ‌​​ ‍ ‌ ‌​‌ ‍‌‌ ​​‌‍‌‌​ ‌‌ ​‍‌‍‌‌‌‍​ ‌‍‍‌‌ ​​‌‍‌‌​ ‍ ‌ ​​‌‍​‌‌ ‌​‌‍‍​​ ‌‌‍‍‌‌‍ ‍‌‍‌ ‌ ​‍‌‍‌‌‌‍‌​‌‍‍‌‌‍‌‌‌‍ ‍‌ ‌​‌ ​ ​‍‌‌​ ‌‌‌​​‍‌‌ ‌‍‍ ‌‍‌‌‌ ‍‌​‍‌‌​ ​ ‌​‌​​‍‌‌​ ​ ‌​‌​​‍‌‌​ ​‍​ ​‍​ ​​‌‍‌‍‌‍‌‌​ ​​‌‍‌‍​ ‍‌​ ‍‌‌‍​‍​ ‌‍​ ‌​‌‍​ ‌‍‌​​‍‌‌​ ​‍​ ​‍​‍‌‌​ ‌‌‌​‌​​‍ ‍‌‍​ ‌‍‍​‌‍‍‌‌‍ ​‌‍‌​‌ ​‍‌‍‌‌‌‍ ‍​‍‌‌​ ‌‌‌​​‍‌‌ ‌‍‍ ‌‍‌‌‌ ‍‌​‍‌‌​ ​ ‌​‌​​‍‌‌​ ​ ‌​‌​​‍‌‌​ ​‍​ ​‍​ ​ ‌‍​ ​ ‌‌‌‍​ ​ ‌‍‌‍‌‍‌‍‌‌​ ​ ‌‍‌‌‌‍‌‌‌‍​‍​ ​‌​‍‌‌​ ​‍​ ​‍​‍‌‌​ ‌‌‌​‌​​‍ ‍‌ ‌​‌‍‌‌‌ ‍​‌ ‌​​ ‌‍​‍‌‍​‌‌ ​ ‌‍‌‌‌‌‌‌‌ ​‍‌‍ ​​ ‌‌‍‍​‌ ‌​‌ ‌​‌ ​​‌ ​ ​‍‌‌​ ​ ‌​​‌​‍‌‌​ ​‍‌​‌‍​‍‌‌​ ​‍‌​‌‍‌ ‌​‌ ‌‌‌‍​ ‌‍​‌‌ ​​‌‍‌‌‌‍ ​​‍ ‍‌ ​ ‌‍​‌‌‍ ‍‌‍‍‌‌ ‌​‌ ‍‌​‍ ‍‌ ​ ‌ ‌​‌ ‌‌‌‍‌​‌‍‍‌‌‍ ​‍‌‍‌‍‍‌‌‍‌​​ ‌‌ ​‍‌‍‌‌‌‍​ ‌‍‍‌‌ ​​‌‍‌‌​‍ ‌​ ‌ ​ ‌ ​ ‌‍​ ‌​​‍‌‍‌ ‌​‌ ‍‌‌ ​​‌‍‌‌​ ‌‌ ​‍‌‍‌‌‌‍​ ‌‍‍‌‌ ​​‌‍‌‌​‍‌‍‌ ​​‌‍​‌‌ ‌​‌‍‍​​ ‌‌‍‍‌‌‍ ‍‌‍‌ ‌ ​‍‌‍‌‌‌‍‌​‌‍‍‌‌‍‌‌‌‍ ‍‌ ‌​‌ ​ ​‍‌‌​ ‌‌‌​​‍‌‌ ‌‍‍ ‌‍‌‌‌ ‍‌​‍‌‌​ ​ ‌​‌​​‍‌‌​ ​ ‌​‌​​‍‌‌​ ​‍​ ​‍​ ​​‌‍‌‍‌‍‌‌​ ​​‌‍‌‍​ ‍‌​ ‍‌‌‍​‍​ ‌‍​ ‌​‌‍​ ‌‍‌​​‍‌‌​ ​‍​ ​‍​‍‌‌​ ‌‌‌​‌​​‍ ‍‌‍​ ‌‍‍​‌‍‍‌‌‍ ​‌‍‌​‌ ​‍‌‍‌‌‌‍ ‍​‍‌‌​ ‌‌‌​​‍‌‌ ‌‍‍ ‌‍‌‌‌ ‍‌​‍‌‌​ ​ ‌​‌​​‍‌‌​ ​ ‌​‌​​‍‌‌​ ​‍​ ​‍​ ​ ‌‍​ ​ ‌‌‌‍​ ​ ‌‍‌‍‌‍‌‍‌‌​ ​ ‌‍‌‌‌‍‌‌‌‍​‍​ ​‌​‍‌‌​ ​‍​ ​‍​‍‌‌​ ‌‌‌​‌​​‍ ‍‌ ‌​‌‍‌‌‌ ‍​‌ ‌​​‍‌‍‌ ​​‌‍‌‌‌ ​‍‌ ​ ‌ ​​‌‍‌‌‌‍​ ‌ ‌​‌‍‍‌‌ ‌‍‌‍‌‌​ ‌‌ ​​‌ ‌‌‌‍​‍‌‍ ​‌‍‍‌‌ ​ ‌‍‍​‌‍‌‌‌‍‌​​‍​‍‌ ‌
Crema fresca light​​​​‌ ‍ ​‍​‍‌‍ ‌ ​‍‌‍‍‌‌‍‌ ‌‍‍‌‌‍ ‍​‍​‍​ ‍‍​‍​‍‌ ​ ‌‍​‌‌‍ ‍‌‍‍‌‌ ‌​‌ ‍‌​‍ ‍‌‍‍‌‌‍ ​‍​‍​‍ ​​‍​‍‌‍‍​‌ ​‍‌‍‌‌‌‍‌‍​‍​‍​ ‍‍​‍​‍‌‍‍​‌ ‌​‌ ‌​‌ ​​‌ ​ ​ ‍‍​‍ ​‍ ‌ ‌​‌ ‌‌‌‍​ ‌‍​‌‌ ​​‌‍‌‌‌‍ ​​‍ ‍‌ ​ ‌‍​‌‌‍ ‍‌‍‍‌‌ ‌​‌ ‍‌​‍ ‍‌ ​ ‌ ‌​‌ ‌‌‌‍‌​‌‍‍‌‌‍ ​‍ ‌‍‍‌‌‍ ‍‌ ‌​‌‍‌‌‌‍ ‍‌ ‌​​‍ ‌‍‌‌‌‍‌​‌‍‍‌‌ ‌​​‍ ‌‍ ‌‌‍ ‌‍‌​‌‍‌‌​ ‌‌ ​​‌ ​‍‌‍‌‌‌ ​ ‌‍‌‌‌‍ ‍‌ ‌​‌‍​‌‌ ‌​‌‍‍‌‌‍ ‌‍ ‍​ ‍ ‌‍‍‌‌‍‌​​ ‌‌ ​‍‌‍‌‌‌‍​ ‌‍‍‌‌ ​​‌‍‌‌​‍ ‌​ ‌ ​ ‌ ​ ‌‍​ ‌​​ ‍ ‌ ‌​‌ ‍‌‌ ​​‌‍‌‌​ ‌‌ ​‍‌‍‌‌‌‍​ ‌‍‍‌‌ ​​‌‍‌‌​ ‍ ‌ ​​‌‍​‌‌ ‌​‌‍‍​​ ‌‌‍‍‌‌‍ ‍‌‍‌ ‌ ​‍‌‍‌‌‌‍‌​‌‍‍‌‌‍‌‌‌‍ ‍‌ ‌​‌ ​ ​‍‌‌​ ‌‌‌​​‍‌‌ ‌‍‍ ‌‍‌‌‌ ‍‌​‍‌‌​ ​ ‌​‌​​‍‌‌​ ​ ‌​‌​​‍‌‌​ ​‍​ ​‍‌‍‌‌‌‍​‍‌‍‌‍‌‍‌‍‌‍‌​​ ‌ ​ ‌​‌‍‌‌​ ‌​​ ‍​​ ‌‍​ ‍‌​‍‌‌​ ​‍​ ​‍​‍‌‌​ ‌‌‌​‌​​‍ ‍‌‍​ ‌‍‍​‌‍‍‌‌‍ ​‌‍‌​‌ ​‍‌‍‌‌‌‍ ‍​‍‌‌​ ‌‌‌​​‍‌‌ ‌‍‍ ‌‍‌‌‌ ‍‌​‍‌‌​ ​ ‌​‌​​‍‌‌​ ​ ‌​‌​​‍‌‌​ ​‍​ ​‍​ ‌‍​ ‍‌​ ‍​​ ​‍‌‍‌​‌‍​‍‌‍‌​​ ‍​‌‍​‍‌‍​ ​ ‌‍‌‍‌​​‍‌‌​ ​‍​ ​‍​‍‌‌​ ‌‌‌​‌​​‍ ‍‌ ‌​‌‍‌‌‌ ‍​‌ ‌​​ ‌‍​‍‌‍​‌‌ ​ ‌‍‌‌‌‌‌‌‌ ​‍‌‍ ​​ ‌‌‍‍​‌ ‌​‌ ‌​‌ ​​‌ ​ ​‍‌‌​ ​ ‌​​‌​‍‌‌​ ​‍‌​‌‍​‍‌‌​ ​‍‌​‌‍‌ ‌​‌ ‌‌‌‍​ ‌‍​‌‌ ​​‌‍‌‌‌‍ ​​‍ ‍‌ ​ ‌‍​‌‌‍ ‍‌‍‍‌‌ ‌​‌ ‍‌​‍ ‍‌ ​ ‌ ‌​‌ ‌‌‌‍‌​‌‍‍‌‌‍ ​‍‌‍‌‍‍‌‌‍‌​​ ‌‌ ​‍‌‍‌‌‌‍​ ‌‍‍‌‌ ​​‌‍‌‌​‍ ‌​ ‌ ​ ‌ ​ ‌‍​ ‌​​‍‌‍‌ ‌​‌ ‍‌‌ ​​‌‍‌‌​ ‌‌ ​‍‌‍‌‌‌‍​ ‌‍‍‌‌ ​​‌‍‌‌​‍‌‍‌ ​​‌‍​‌‌ ‌​‌‍‍​​ ‌‌‍‍‌‌‍ ‍‌‍‌ ‌ ​‍‌‍‌‌‌‍‌​‌‍‍‌‌‍‌‌‌‍ ‍‌ ‌​‌ ​ ​‍‌‌​ ‌‌‌​​‍‌‌ ‌‍‍ ‌‍‌‌‌ ‍‌​‍‌‌​ ​ ‌​‌​​‍‌‌​ ​ ‌​‌​​‍‌‌​ ​‍​ ​‍‌‍‌‌‌‍​‍‌‍‌‍‌‍‌‍‌‍‌​​ ‌ ​ ‌​‌‍‌‌​ ‌​​ ‍​​ ‌‍​ ‍‌​‍‌‌​ ​‍​ ​‍​‍‌‌​ ‌‌‌​‌​​‍ ‍‌‍​ ‌‍‍​‌‍‍‌‌‍ ​‌‍‌​‌ ​‍‌‍‌‌‌‍ ‍​‍‌‌​ ‌‌‌​​‍‌‌ ‌‍‍ ‌‍‌‌‌ ‍‌​‍‌‌​ ​ ‌​‌​​‍‌‌​ ​ ‌​‌​​‍‌‌​ ​‍​ ​‍​ ‌‍​ ‍‌​ ‍​​ ​‍‌‍‌​‌‍​‍‌‍‌​​ ‍​‌‍​‍‌‍​ ​ ‌‍‌‍‌​​‍‌‌​ ​‍​ ​‍​‍‌‌​ ‌‌‌​‌​​‍ ‍‌ ‌​‌‍‌‌‌ ‍​‌ ‌​​‍‌‍‌ ​​‌‍‌‌‌ ​‍‌ ​ ‌ ​​‌‍‌‌‌‍​ ‌ ‌​‌‍‍‌‌ ‌‍‌‍‌‌​ ‌‌ ​​‌ ‌‌‌‍​‍‌‍ ​‌‍‍‌‌ ​ ‌‍‍​‌‍‌‌‌‍‌​​‍​‍‌ ‌
½ kilo de posta negra picada​​​​‌ ‍ ​‍​‍‌‍ ‌ ​‍‌‍‍‌‌‍‌ ‌‍‍‌‌‍ ‍​‍​‍​ ‍‍​‍​‍‌ ​ ‌‍​‌‌‍ ‍‌‍‍‌‌ ‌​‌ ‍‌​‍ ‍‌‍‍‌‌‍ ​‍​‍​‍ ​​‍​‍‌‍‍​‌ ​‍‌‍‌‌‌‍‌‍​‍​‍​ ‍‍​‍​‍‌‍‍​‌ ‌​‌ ‌​‌ ​​‌ ​ ​ ‍‍​‍ ​‍ ‌ ‌​‌ ‌‌‌‍​ ‌‍​‌‌ ​​‌‍‌‌‌‍ ​​‍ ‍‌ ​ ‌‍​‌‌‍ ‍‌‍‍‌‌ ‌​‌ ‍‌​‍ ‍‌ ​ ‌ ‌​‌ ‌‌‌‍‌​‌‍‍‌‌‍ ​‍ ‌‍‍‌‌‍ ‍‌ ‌​‌‍‌‌‌‍ ‍‌ ‌​​‍ ‌‍‌‌‌‍‌​‌‍‍‌‌ ‌​​‍ ‌‍ ‌‌‍ ‌‍‌​‌‍‌‌​ ‌‌ ​​‌ ​‍‌‍‌‌‌ ​ ‌‍‌‌‌‍ ‍‌ ‌​‌‍​‌‌ ‌​‌‍‍‌‌‍ ‌‍ ‍​ ‍ ‌‍‍‌‌‍‌​​ ‌‌ ​‍‌‍‌‌‌‍​ ‌‍‍‌‌ ​​‌‍‌‌​‍ ‌​ ‌ ​ ‌ ​ ‌‍​ ‌​​ ‍ ‌ ‌​‌ ‍‌‌ ​​‌‍‌‌​ ‌‌ ​‍‌‍‌‌‌‍​ ‌‍‍‌‌ ​​‌‍‌‌​ ‍ ‌ ​​‌‍​‌‌ ‌​‌‍‍​​ ‌‌‍‍‌‌‍ ‍‌‍‌ ‌ ​‍‌‍‌‌‌‍‌​‌‍‍‌‌‍‌‌‌‍ ‍‌ ‌​‌ ​ ​‍‌‌​ ‌‌‌​​‍‌‌ ‌‍‍ ‌‍‌‌‌ ‍‌​‍‌‌​ ​ ‌​‌​​‍‌‌​ ​ ‌​‌​​‍‌‌​ ​‍​ ​‍​ ‌‍​ ​ ​ ‌‌​ ‍‌‌‍​‌‌‍‌​‌‍​‍​ ‌​​ ‌ ‌‍‌‍​ ‍‌​ ‍​​‍‌‌​ ​‍​ ​‍​‍‌‌​ ‌‌‌​‌​​‍ ‍‌‍​ ‌‍‍​‌‍‍‌‌‍ ​‌‍‌​‌ ​‍‌‍‌‌‌‍ ‍​‍‌‌​ ‌‌‌​​‍‌‌ ‌‍‍ ‌‍‌‌‌ ‍‌​‍‌‌​ ​ ‌​‌​​‍‌‌​ ​ ‌​‌​​‍‌‌​ ​‍​ ​‍​ ‌​‌‍‌‌​ ​ ‌‍‌‌​ ‍​​ ‍​​ ‍​‌‍​‍​ ​ ​ ​‌​ ‍‌​ ​ ​‍‌‌​ ​‍​ ​‍​‍‌‌​ ‌‌‌​‌​​‍ ‍‌ ‌​‌‍‌‌‌ ‍​‌ ‌​​ ‌‍​‍‌‍​‌‌ ​ ‌‍‌‌‌‌‌‌‌ ​‍‌‍ ​​ ‌‌‍‍​‌ ‌​‌ ‌​‌ ​​‌ ​ ​‍‌‌​ ​ ‌​​‌​‍‌‌​ ​‍‌​‌‍​‍‌‌​ ​‍‌​‌‍‌ ‌​‌ ‌‌‌‍​ ‌‍​‌‌ ​​‌‍‌‌‌‍ ​​‍ ‍‌ ​ ‌‍​‌‌‍ ‍‌‍‍‌‌ ‌​‌ ‍‌​‍ ‍‌ ​ ‌ ‌​‌ ‌‌‌‍‌​‌‍‍‌‌‍ ​‍‌‍‌‍‍‌‌‍‌​​ ‌‌ ​‍‌‍‌‌‌‍​ ‌‍‍‌‌ ​​‌‍‌‌​‍ ‌​ ‌ ​ ‌ ​ ‌‍​ ‌​​‍‌‍‌ ‌​‌ ‍‌‌ ​​‌‍‌‌​ ‌‌ ​‍‌‍‌‌‌‍​ ‌‍‍‌‌ ​​‌‍‌‌​‍‌‍‌ ​​‌‍​‌‌ ‌​‌‍‍​​ ‌‌‍‍‌‌‍ ‍‌‍‌ ‌ ​‍‌‍‌‌‌‍‌​‌‍‍‌‌‍‌‌‌‍ ‍‌ ‌​‌ ​ ​‍‌‌​ ‌‌‌​​‍‌‌ ‌‍‍ ‌‍‌‌‌ ‍‌​‍‌‌​ ​ ‌​‌​​‍‌‌​ ​ ‌​‌​​‍‌‌​ ​‍​ ​‍​ ‌‍​ ​ ​ ‌‌​ ‍‌‌‍​‌‌‍‌​‌‍​‍​ ‌​​ ‌ ‌‍‌‍​ ‍‌​ ‍​​‍‌‌​ ​‍​ ​‍​‍‌‌​ ‌‌‌​‌​​‍ ‍‌‍​ ‌‍‍​‌‍‍‌‌‍ ​‌‍‌​‌ ​‍‌‍‌‌‌‍ ‍​‍‌‌​ ‌‌‌​​‍‌‌ ‌‍‍ ‌‍‌‌‌ ‍‌​‍‌‌​ ​ ‌​‌​​‍‌‌​ ​ ‌​‌​​‍‌‌​ ​‍​ ​‍​ ‌​‌‍‌‌​ ​ ‌‍‌‌​ ‍​​ ‍​​ ‍​‌‍​‍​ ​ ​ ​‌​ ‍‌​ ​ ​‍‌‌​ ​‍​ ​‍​‍‌‌​ ‌‌‌​‌​​‍ ‍‌ ‌​‌‍‌‌‌ ‍​‌ ‌​​‍‌‍‌ ​​‌‍‌‌‌ ​‍‌ ​ ‌ ​​‌‍‌‌‌‍​ ‌ ‌​‌‍‍‌‌ ‌‍‌‍‌‌​ ‌‌ ​​‌ ‌‌‌‍​‍‌‍ ​‌‍‍‌‌ ​ ‌‍‍​‌‍‌‌‌‍‌​​‍​‍‌ ‌
Aceite de oliva, sal, orégano y comino​​​​‌ ‍ ​‍​‍‌‍ ‌ ​‍‌‍‍‌‌‍‌ ‌‍‍‌‌‍ ‍​‍​‍​ ‍‍​‍​‍‌ ​ ‌‍​‌‌‍ ‍‌‍‍‌‌ ‌​‌ ‍‌​‍ ‍‌‍‍‌‌‍ ​‍​‍​‍ ​​‍​‍‌‍‍​‌ ​‍‌‍‌‌‌‍‌‍​‍​‍​ ‍‍​‍​‍‌‍‍​‌ ‌​‌ ‌​‌ ​​‌ ​ ​ ‍‍​‍ ​‍ ‌ ‌​‌ ‌‌‌‍​ ‌‍​‌‌ ​​‌‍‌‌‌‍ ​​‍ ‍‌ ​ ‌‍​‌‌‍ ‍‌‍‍‌‌ ‌​‌ ‍‌​‍ ‍‌ ​ ‌ ‌​‌ ‌‌‌‍‌​‌‍‍‌‌‍ ​‍ ‌‍‍‌‌‍ ‍‌ ‌​‌‍‌‌‌‍ ‍‌ ‌​​‍ ‌‍‌‌‌‍‌​‌‍‍‌‌ ‌​​‍ ‌‍ ‌‌‍ ‌‍‌​‌‍‌‌​ ‌‌ ​​‌ ​‍‌‍‌‌‌ ​ ‌‍‌‌‌‍ ‍‌ ‌​‌‍​‌‌ ‌​‌‍‍‌‌‍ ‌‍ ‍​ ‍ ‌‍‍‌‌‍‌​​ ‌‌ ​‍‌‍‌‌‌‍​ ‌‍‍‌‌ ​​‌‍‌‌​‍ ‌​ ‌ ​ ‌ ​ ‌‍​ ‌​​ ‍ ‌ ‌​‌ ‍‌‌ ​​‌‍‌‌​ ‌‌ ​‍‌‍‌‌‌‍​ ‌‍‍‌‌ ​​‌‍‌‌​ ‍ ‌ ​​‌‍​‌‌ ‌​‌‍‍​​ ‌‌‍‍‌‌‍ ‍‌‍‌ ‌ ​‍‌‍‌‌‌‍‌​‌‍‍‌‌‍‌‌‌‍ ‍‌ ‌​‌ ​ ​‍‌‌​ ‌‌‌​​‍‌‌ ‌‍‍ ‌‍‌‌‌ ‍‌​‍‌‌​ ​ ‌​‌​​‍‌‌​ ​ ‌​‌​​‍‌‌​ ​‍​ ​‍​ ‌ ​ ‌ ​ ​ ​ ​ ​ ​ ​ ‌‌​ ‌ ​ ‌ ​ ​‌‌‍​ ‌‍​‌‌‍​‌​‍‌‌​ ​‍​ ​‍​‍‌‌​ ‌‌‌​‌​​‍ ‍‌‍​ ‌‍‍​‌‍‍‌‌‍ ​‌‍‌​‌ ​‍‌‍‌‌‌‍ ‍​‍‌‌​ ‌‌‌​​‍‌‌ ‌‍‍ ‌‍‌‌‌ ‍‌​‍‌‌​ ​ ‌​‌​​‍‌‌​ ​ ‌​‌​​‍‌‌​ ​‍​ ​‍‌‍​ ‌‍​ ​ ​ ‌‍​ ‌‍​‍‌‍‌​​ ​‌‌‍​‍​ ‍‌​ ​​​ ‌ ​ ‌‌​‍‌‌​ ​‍​ ​‍​‍‌‌​ ‌‌‌​‌​​‍ ‍‌ ‌​‌‍‌‌‌ ‍​‌ ‌​​ ‌‍​‍‌‍​‌‌ ​ ‌‍‌‌‌‌‌‌‌ ​‍‌‍ ​​ ‌‌‍‍​‌ ‌​‌ ‌​‌ ​​‌ ​ ​‍‌‌​ ​ ‌​​‌​‍‌‌​ ​‍‌​‌‍​‍‌‌​ ​‍‌​‌‍‌ ‌​‌ ‌‌‌‍​ ‌‍​‌‌ ​​‌‍‌‌‌‍ ​​‍ ‍‌ ​ ‌‍​‌‌‍ ‍‌‍‍‌‌ ‌​‌ ‍‌​‍ ‍‌ ​ ‌ ‌​‌ ‌‌‌‍‌​‌‍‍‌‌‍ ​‍‌‍‌‍‍‌‌‍‌​​ ‌‌ ​‍‌‍‌‌‌‍​ ‌‍‍‌‌ ​​‌‍‌‌​‍ ‌​ ‌ ​ ‌ ​ ‌‍​ ‌​​‍‌‍‌ ‌​‌ ‍‌‌ ​​‌‍‌‌​ ‌‌ ​‍‌‍‌‌‌‍​ ‌‍‍‌‌ ​​‌‍‌‌​‍‌‍‌ ​​‌‍​‌‌ ‌​‌‍‍​​ ‌‌‍‍‌‌‍ ‍‌‍‌ ‌ ​‍‌‍‌‌‌‍‌​‌‍‍‌‌‍‌‌‌‍ ‍‌ ‌​‌ ​ ​‍‌‌​ ‌‌‌​​‍‌‌ ‌‍‍ ‌‍‌‌‌ ‍‌​‍‌‌​ ​ ‌​‌​​‍‌‌​ ​ ‌​‌​​‍‌‌​ ​‍​ ​‍​ ‌ ​ ‌ ​ ​ ​ ​ ​ ​ ​ ‌‌​ ‌ ​ ‌ ​ ​‌‌‍​ ‌‍​‌‌‍​‌​‍‌‌​ ​‍​ ​‍​‍‌‌​ ‌‌‌​‌​​‍ ‍‌‍​ ‌‍‍​‌‍‍‌‌‍ ​‌‍‌​‌ ​‍‌‍‌‌‌‍ ‍​‍‌‌​ ‌‌‌​​‍‌‌ ‌‍‍ ‌‍‌‌‌ ‍‌​‍‌‌​ ​ ‌​‌​​‍‌‌​ ​ ‌​‌​​‍‌‌​ ​‍​ ​‍‌‍​ ‌‍​ ​ ​ ‌‍​ ‌‍​‍‌‍‌​​ ​‌‌‍​‍​ ‍‌​ ​​​ ‌ ​ ‌‌​‍‌‌​ ​‍​ ​‍​‍‌‌​ ‌‌‌​‌​​‍ ‍‌ ‌​‌‍‌‌‌ ‍​‌ ‌​​‍‌‍‌ ​​‌‍‌‌‌ ​‍‌ ​ ‌ ​​‌‍‌‌‌‍​ ‌ ‌​‌‍‍‌‌ ‌‍‌‍‌‌​ ‌‌ ​​‌ ‌‌‌‍​‍‌‍ ​‌‍‍‌‌ ​ ‌‍‍​‌‍‌‌‌‍‌​​‍​‍‌ ‌
Instrucciones